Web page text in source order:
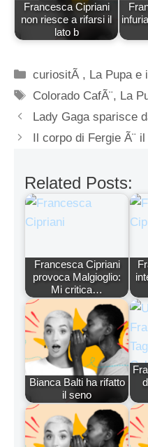
Francesca Cipriani
non riesce a rifarsi il
lato b
Categorie
curiositÃ , La Pupa e
Tag
Colorado CafÃ¨, La
Lady Gaga sparisce
Il corpo di Fergie Ã¨
Related Posts:
Francesca Cipriani
provoca Malgioglio:
Mi critica…
Bianca Balti ha rifatto
il seno